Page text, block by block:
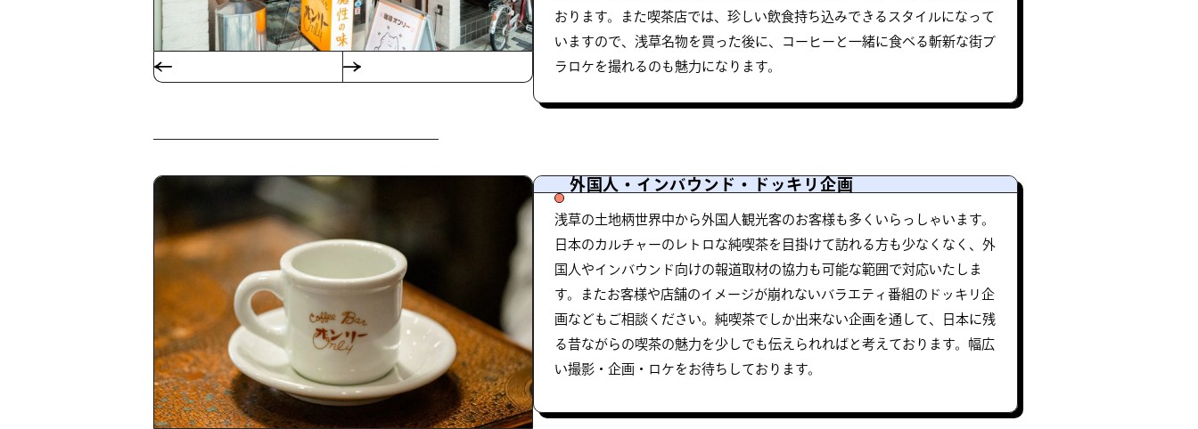
おります。また喫茶店では、珍しい飲食持ち込みできるスタイルになって
いますので、浅草名物を買った後に、コーヒーと一緒に食べる斬新な街ブ
ラロケを撮れるのも魅力になります。
外国人・インバウンド・ドッキリ企画
浅草の土地柄世界中から外国人観光客のお客様も多くいらっしゃいます。
日本のカルチャーのレトロな純喫茶を目掛けて訪れる方も少なくなく、外
国人やインバウンド向けの報道取材の協力も可能な範囲で対応いたしま
す。またお客様や店舗のイメージが崩れないバラエティ番組のドッキリ企
画などもご相談ください。純喫茶でしか出来ない企画を通して、日本に残
る昔ながらの喫茶の魅力を少しでも伝えられればと考えております。幅広
い撮影・企画・ロケをお待ちしております。